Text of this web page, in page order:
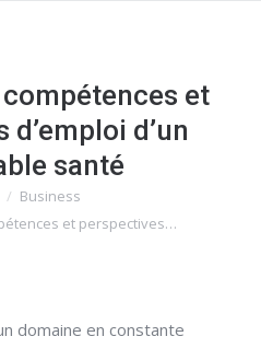
et
d’un
santé
Business
et perspectives…
domaine en constante